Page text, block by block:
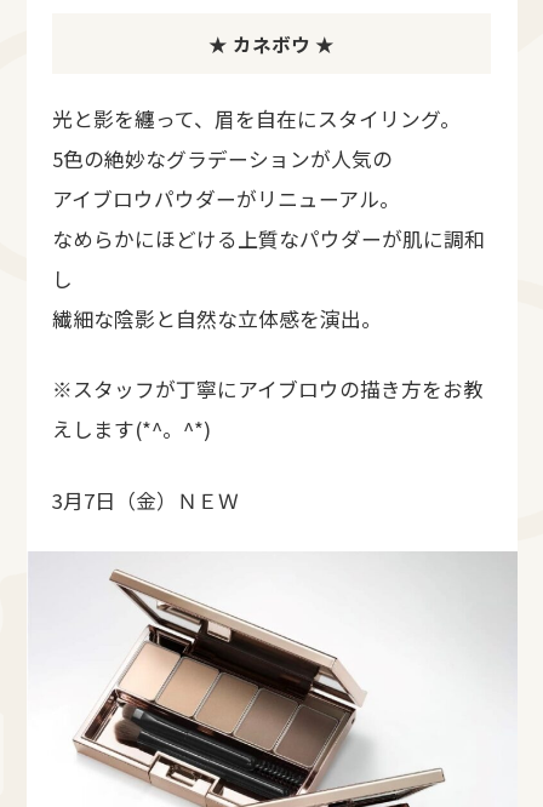
★ カネボウ ★
光と影を纏って、眉を自在にスタイリング。
5色の絶妙なグラデーションが人気の
アイブロウパウダーがリニューアル。
なめらかにほどける上質なパウダーが肌に調和
し
繊細な陰影と自然な立体感を演出。
※スタッフが丁寧にアイブロウの描き方をお教
えします(*^。^*)
3月7日（金）ＮＥＷ